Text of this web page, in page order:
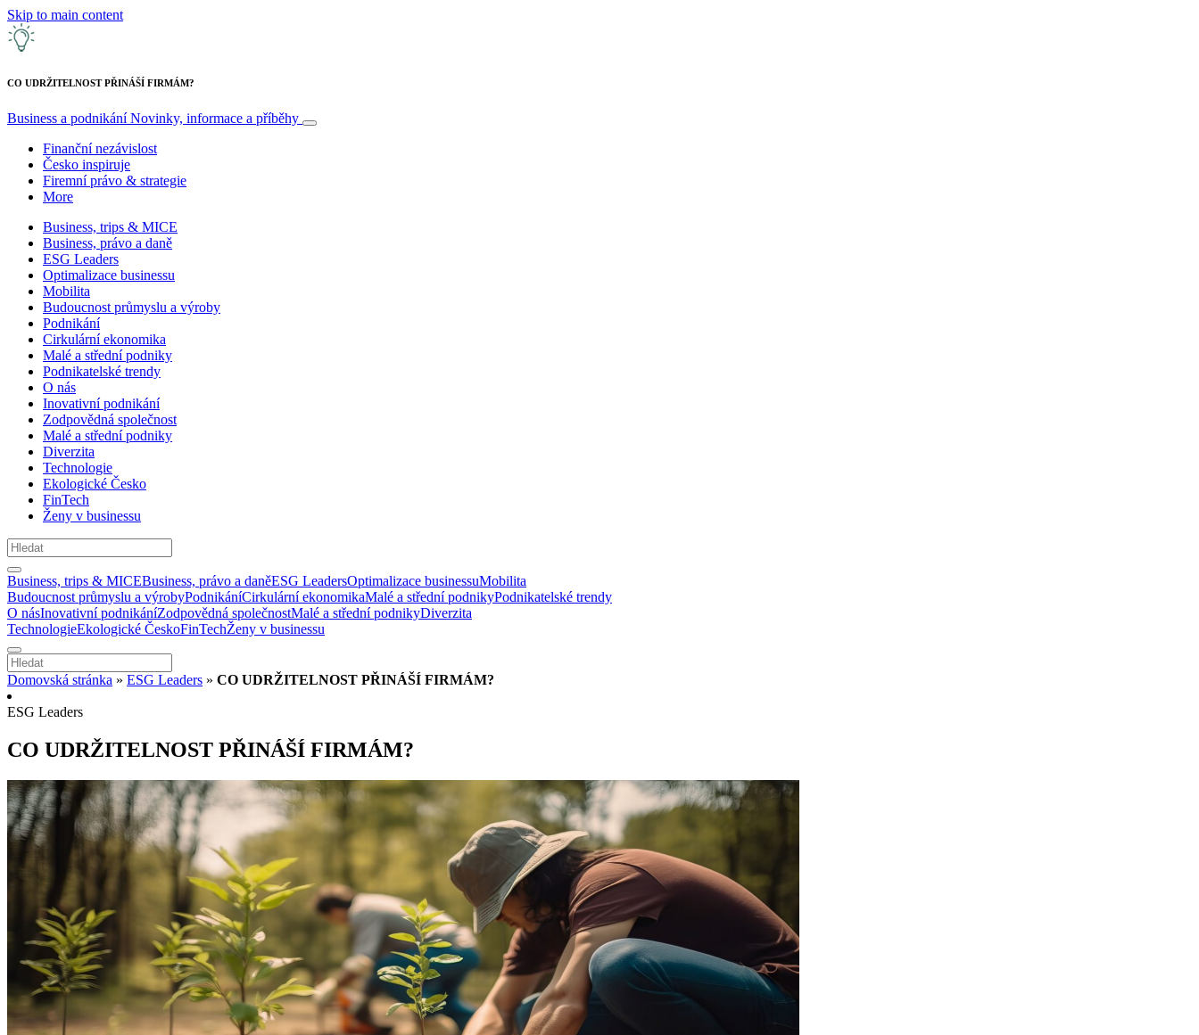
Skip to main content
CO UDRŽITELNOST PŘINÁŠÍ FIRMÁM?
Business a podnikáníNovinky, informace a příběhy
Finanční nezávislost
Česko inspiruje
Firemní právo & strategie
More
Business, trips & MICE
Business, právo a daně
ESG Leaders
Optimalizace businessu
Mobilita
Budoucnost průmyslu a výroby
Podnikání
Cirkulární ekonomika
Malé a střední podniky
Podnikatelské trendy
O nás
Inovativní podnikání
Zodpovědná společnost
Malé a střední podniky
Diverzita
Technologie
Ekologické Česko
FinTech
Ženy v businessu
Business, trips & MICEBusiness, právo a daněESG LeadersOptimalizace businessuMobilita
Budoucnost průmyslu a výrobyPodnikáníCirkulární ekonomikaMalé a střední podnikyPodnikatelské trendy
O násInovativní podnikáníZodpovědná společnostMalé a střední podnikyDiverzita
TechnologieEkologické ČeskoFinTechŽeny v businessu
Domovská stránka » ESG Leaders » CO UDRŽITELNOST PŘINÁŠÍ FIRMÁM?
ESG Leaders
CO UDRŽITELNOST PŘINÁŠÍ FIRMÁM?